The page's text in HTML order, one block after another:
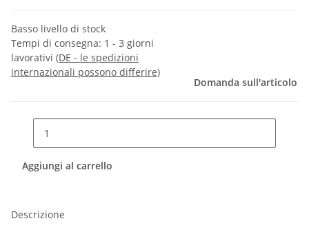
Basso livello di stock
Tempi di consegna: 1 - 3 giorni
lavorativi (DE - le spedizioni
internazionali possono differire)
Domanda sull'articolo
Aggiungi al carrello
Descrizione